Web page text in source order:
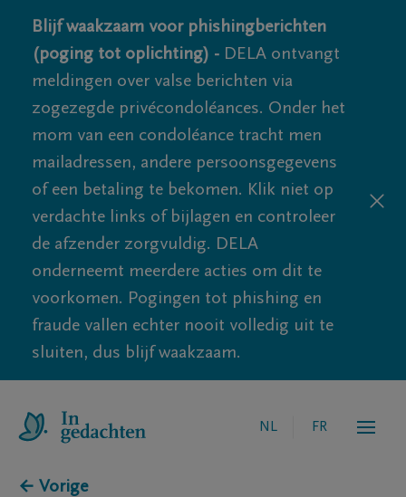
Blijf waakzaam voor phishingberichten
(poging tot oplichting) - DELA ontvangt
meldingen over valse berichten via
zogezegde privécondoléances. Onder het
mom van een condoléance tracht men
mailadressen, andere persoonsgegevens
of een betaling te bekomen. Klik niet op
verdachte links of bijlagen en controleer
de afzender zorgvuldig. DELA
onderneemt meerdere acties om dit te
voorkomen. Pogingen tot phishing en
fraude vallen echter nooit volledig uit te
sluiten, dus blijf waakzaam.
NL FR
← Vorige